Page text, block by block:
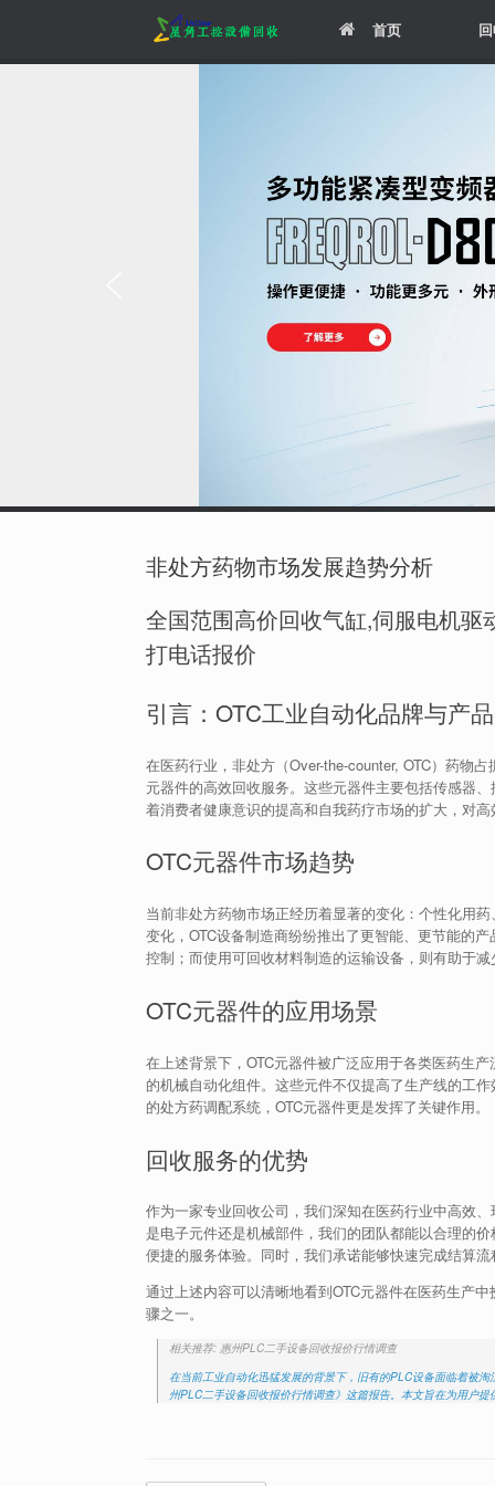
首页
非处方药物市场发展趋势分析
全国范围高价回收气缸,伺服电机驱
打电话报价
引言：OTC工业自动化品牌与产
在医药行业，非处方（Over-the-counter, OTC）药物
元器件的高效回收服务。这些元器件主要包括传感器
着消费者健康意识的提高和自我药疗市场的扩大，对高
OTC元器件市场趋势
当前非处方药物市场正经历着显著的变化：个性化用
变化，OTC设备制造商纷纷推出了更智能、更节能的
控制；而使用可回收材料制造的运输设备，则有助于减
OTC元器件的应用场景
在上述背景下，OTC元器件被广泛应用于各类医药生
的机械自动化组件。这些元件不仅提高了生产线的工
的处方药调配系统，OTC元器件更是发挥了关键作用。
回收服务的优势
作为一家专业回收公司，我们深知在医药行业中高效
是电子元件还是机械部件，我们的团队都能以合理的
便捷的服务体验。同时，我们承诺能够快速完成结算流
通过上述内容可以清晰地看到OTC元器件在医药生产
骤之一。
相关推荐: 惠州PLC二手设备回收报价行情调查
在当前工业自动化迅猛发展的背景下，旧有的PLC设备面临着被
州PLC二手设备回收报价行情调查》这篇报告。本文旨在为用户